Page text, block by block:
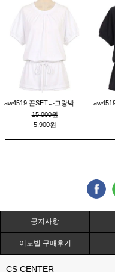
15,000원
5,900원
공지사항
이노빌 구매후기
CS CENTER